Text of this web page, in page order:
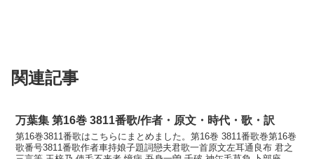
関連記事
万葉集 第16巻 3811番歌/作者・原文・時代・歌・訳
第16巻3811番歌はこちらにまとめました。第16巻 3811番歌巻第16巻
歌番号3811番歌作者車持娘子題詞戀夫君歌一首原文左耳通良布 君之